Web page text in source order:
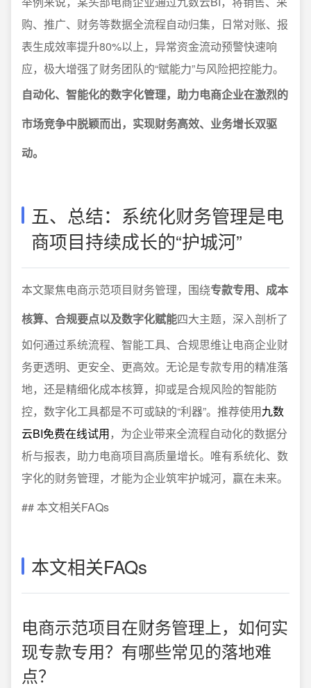
购、推广、财务等数据全流程自动归集，日常对账、报
表生成效率提升80%以上，异常资金流动预警快速响
应，极大增强了财务团队的“赋能力”与风险把控能力。
自动化、智能化的数字化管理，助力电商企业在激烈的
市场竞争中脱颖而出，实现财务高效、业务增长双驱
动。
五、总结：系统化财务管理是电
商项目持续成长的“护城河”
本文聚焦电商示范项目财务管理，围绕专款专用、成本
核算、合规要点以及数字化赋能四大主题，深入剖析了
如何通过系统流程、智能工具、合规思维让电商企业财
务更透明、更安全、更高效。无论是专款专用的精准落
地，还是精细化成本核算，抑或是合规风险的智能防
控，数字化工具都是不可或缺的“利器”。推荐使用九数
云BI免费在线试用，为企业带来全流程自动化的数据分
析与报表，助力电商项目高质量增长。唯有系统化、数
字化的财务管理，才能为企业筑牢护城河，赢在未来。
## 本文相关FAQs
本文相关FAQs
电商示范项目在财务管理上，如何实
现专款专用？有哪些常见的落地难
点？